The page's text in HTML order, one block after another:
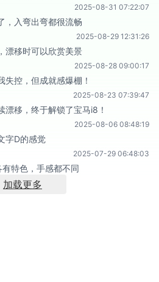
2025-08-31 07:22:07
，入弯出弯都很流畅
2025-08-29 12:31:26
漂移时可以欣赏美景
2025-08-28 09:00:17
失控，但成就感爆棚！
2025-08-23 07:39:47
漂移，终于解锁了宝马i8！
2025-08-06 08:48:19
字D的感觉
2025-07-29 06:48:03
特色，手感都不同
加载更多